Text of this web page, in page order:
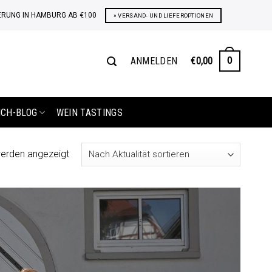
IN HAMBURG AB €100 » VERSAND- UND LIEFEROPTIONEN
ANMELDEN €0,00 0
BLOG WEIN TASTINGS
angezeigtNach
Aktualität